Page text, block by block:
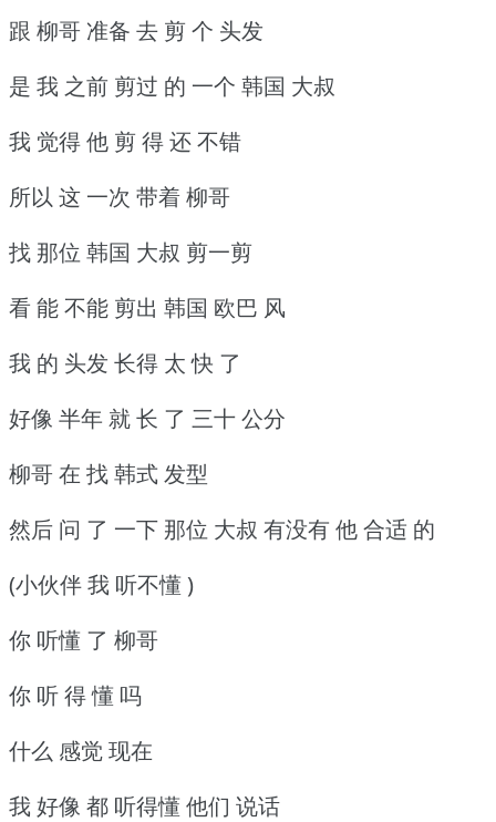
跟 柳哥 准备 去 剪 个 头发
是 我 之前 剪过 的 一个 韩国 大叔
我 觉得 他 剪 得 还 不错
所以 这 一次 带着 柳哥
找 那位 韩国 大叔 剪一剪
看 能 不能 剪出 韩国 欧巴 风
我 的 头发 长得 太 快 了
好像 半年 就 长 了 三十 公分
柳哥 在 找 韩式 发型
然后 问 了 一下 那位 大叔 有没有 他 合适 的
(小伙伴 我 听不懂 )
你 听懂 了 柳哥
你 听 得 懂 吗
什么 感觉 现在
我 好像 都 听得懂 他们 说话